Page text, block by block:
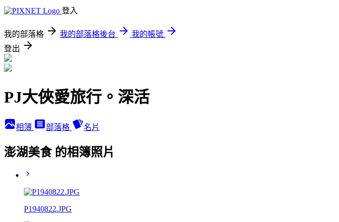
登入
我的部落格 我的部落格後台
我的帳號
登出
PJ大俠愛旅行。深活
相簿 部落格 名片
澎湖美食 的相簿照片
P1940822.JPG